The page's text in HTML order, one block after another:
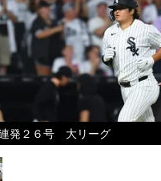
発２６号 大リーグ